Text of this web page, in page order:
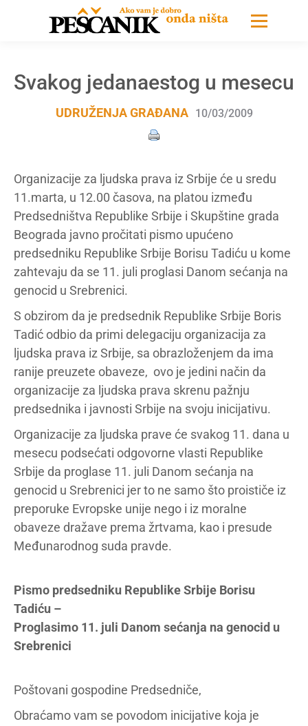
Svakog jedanaestog u mesecu
UDRUŽENJA GRAĐANA 10/03/2009
Organizacije za ljudska prava iz Srbije će u sredu
11.marta, u 12.00 časova, na platou između
Predsedništva Republike Srbije i Skupštine grada
Beograda javno pročitati pismo upućeno
predsedniku Republike Srbije Borisu Tadiću u kome
zahtevaju da se 11. juli proglasi Danom sećanja na
genocid u Srebrenici.
S obzirom da je predsednik Republike Srbije Boris
Tadić odbio da primi delegaciju organizacija za
ljudska prava iz Srbije, sa obrazloženjem da ima
ranije preuzete obaveze, ovo je jedini način da
organizacije za ljudska prava skrenu pažnju
predsednika i javnosti Srbije na svoju inicijativu.
Organizacije za ljudska prave će svakog 11. dana u
mesecu podsećati odgovorne vlasti Republike
Srbije da proglase 11. juli Danom sećanja na
genocid u Srebrenici jer to ne samo što proističe iz
preporuke Evropske unije nego i iz moralne
obaveze dražave prema žrtvama, kao i presude
Međunarodnog suda pravde.
Pismo predsedniku Republike Srbije Borisu
Tadiću –
Proglasimo 11. juli Danom sećanja na genocid u
Srebrenici
Poštovani gospodine Predsedniče,
Obraćamo vam se povodom inicijative koja je